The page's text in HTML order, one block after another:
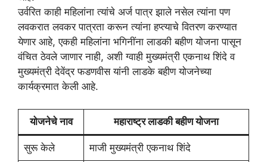
उर्वरित काही महिलांना त्यांचे अर्ज पात्र झाले नसेल त्यांना पण
लवकरात लवकर पात्रता करून त्यांना हप्त्याचे वितरण करण्यात
येणार आहे, एकही महिलांना भगिनींना लाडकी बहीण योजना पासून
वंचित ठेवले जाणार नाही, अशी ग्वाही मुख्यमंत्री एकनाथ शिंदे व
मुख्यमंत्री देवेंद्र फडणवीस यांनी लाडके बहीण योजनेच्या
कार्यक्रमात केली आहे.
योजनेचे नाव महाराष्ट्र लाडकी बहीण योजना
सुरू केले माजी मुख्यमंत्री एकनाथ शिंदे